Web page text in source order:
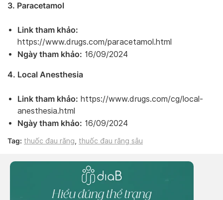
3. Paracetamol
Link tham khảo:
https://www.drugs.com/paracetamol.html
Ngày tham khảo: 16/09/2024
4. Local Anesthesia
Link tham khảo: https://www.drugs.com/cg/local-
anesthesia.html
Ngày tham khảo: 16/09/2024
Tag: thuốc đau răng thuốc đau răng sâu